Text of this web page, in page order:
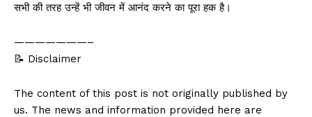
सभी की तरह उन्हें भी जीवन में आनंद करने का पूरा हक है।
———————–
📝 Disclaimer
The content of this post is not originally published by
us. The news and information provided here are